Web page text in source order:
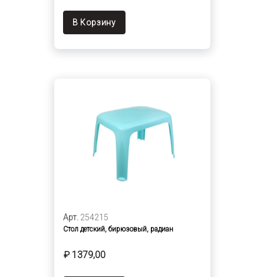
В Корзину
Арт. 254215
Стол детский, бирюзовый, радиан
₽ 1379,00